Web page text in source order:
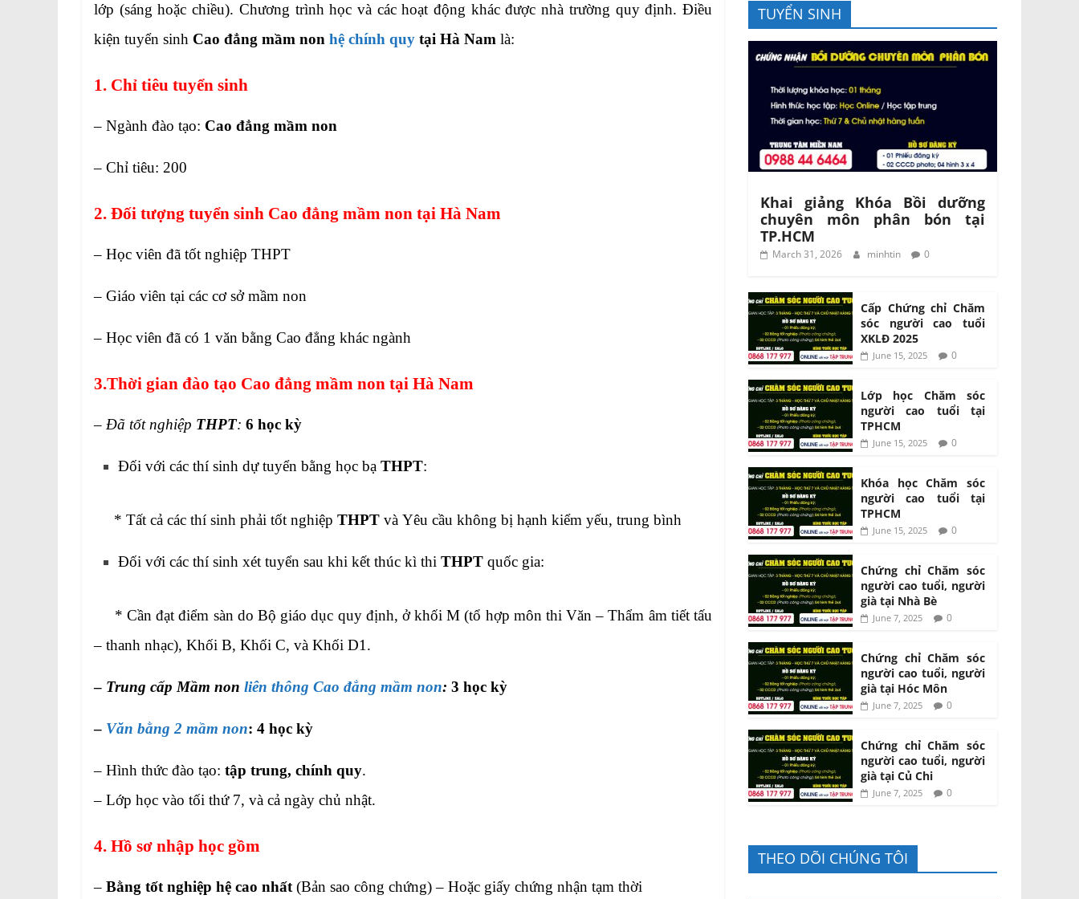
lớp (sáng hoặc chiều). Chương trình học và các hoạt động khác được nhà trường quy định. Điều
kiện tuyển sinh Cao đẳng mầm non hệ chính quy tại Hà Nam là:
1. Chỉ tiêu tuyển sinh
– Ngành đào tạo: Cao đẳng mầm non
– Chỉ tiêu: 200
2. Đối tượng tuyển sinh Cao đẳng mầm non tại Hà Nam
– Học viên đã tốt nghiệp THPT
– Giáo viên tại các cơ sở mầm non
– Học viên đã có 1 văn bằng Cao đẳng khác ngành
3.Thời gian đào tạo Cao đẳng mầm non tại Hà Nam
– Đã tốt nghiệp THPT: 6 học kỳ
Đối với các thí sinh dự tuyển bằng học bạ THPT:
* Tất cả các thí sinh phải tốt nghiệp THPT và Yêu cầu không bị hạnh kiểm yếu, trung bình
Đối với các thí sinh xét tuyển sau khi kết thúc kì thi THPT quốc gia:
* Cần đạt điểm sàn do Bộ giáo dục quy định, ở khối M (tổ hợp môn thi Văn – Thẩm âm tiết tấu
– thanh nhạc), Khối B, Khối C, và Khối D1.
– Trung cấp Mầm non liên thông Cao đẳng mầm non: 3 học kỳ
– Văn bằng 2 mầm non: 4 học kỳ
– Hình thức đào tạo: tập trung, chính quy.
– Lớp học vào tối thứ 7, và cả ngày chủ nhật.
4. Hồ sơ nhập học gồm
– Bằng tốt nghiệp hệ cao nhất (Bản sao công chứng) – Hoặc giấy chứng nhận tạm thời
TUYỂN SINH
Khai giảng Khóa Bồi dưỡng
chuyên môn phân bón tại
TP.HCM
March 31, 2026 minhtin 0
Cấp Chứng chỉ Chăm
sóc người cao tuổi
XKLĐ 2025
June 15, 2025 0
Lớp học Chăm sóc
người cao tuổi tại
TPHCM
June 15, 2025 0
Khóa học Chăm sóc
người cao tuổi tại
TPHCM
June 15, 2025 0
Chứng chỉ Chăm sóc
người cao tuổi, người
già tại Nhà Bè
June 7, 2025 0
Chứng chỉ Chăm sóc
người cao tuổi, người
già tại Hóc Môn
June 7, 2025 0
Chứng chỉ Chăm sóc
người cao tuổi, người
già tại Củ Chi
June 7, 2025 0
THEO DÕI CHÚNG TÔI